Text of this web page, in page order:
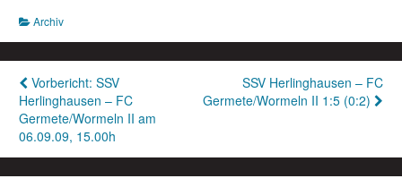
Archiv
Beitragsnavigation
Vorbericht: SSV
Herlinghausen – FC
Germete/Wormeln II am
06.09.09, 15.00h
SSV Herlinghausen – FC
Germete/Wormeln II 1:5 (0:2)